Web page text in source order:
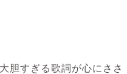
胆すぎる歌詞が心にささ